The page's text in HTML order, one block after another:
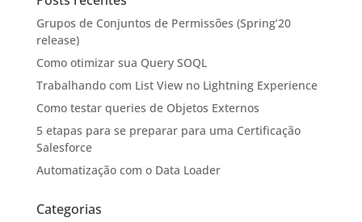
Grupos de Conjuntos de Permissões (Spring’20
release)
Como otimizar sua Query SOQL
Trabalhando com List View no Lightning Experience
Como testar queries de Objetos Externos
5 etapas para se preparar para uma Certificação
Salesforce
Automatização com o Data Loader
Categorias